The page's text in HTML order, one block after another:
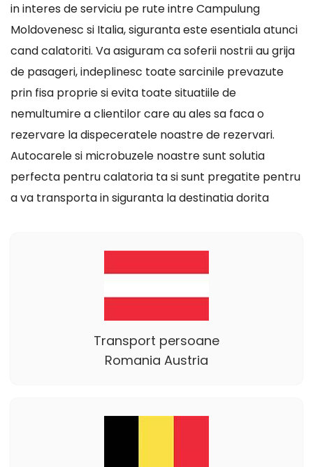
in interes de serviciu pe rute intre Campulung
Moldovenesc si Italia, siguranta este esentiala atunci
cand calatoriti. Va asiguram ca soferii nostrii au grija
de pasageri, indeplinesc toate sarcinile prevazute
prin fisa proprie si evita toate situatiile de
nemultumire a clientilor care au ales sa faca o
rezervare la dispeceratele noastre de rezervari.
Autocarele si microbuzele noastre sunt solutia
perfecta pentru calatoria ta si sunt pregatite pentru
a va transporta in siguranta la destinatia dorita
Transport persoane
Romania Austria